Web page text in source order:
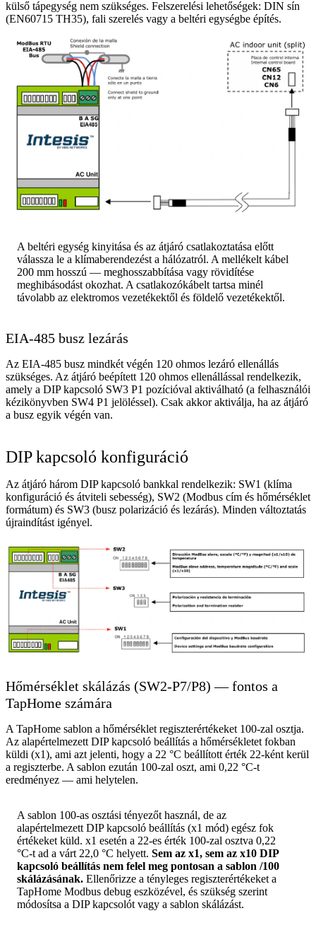
külső tápegység nem szükséges. Felszerelési lehetőségek: DIN sín
(EN60715 TH35), fali szerelés vagy a beltéri egységbe építés.
A beltéri egység kinyitása és az átjáró csatlakoztatása előtt
válassza le a klímaberendezést a hálózatról. A mellékelt kábel
200 mm hosszú — meghosszabbítása vagy rövidítése
meghibásodást okozhat. A csatlakozókábelt tartsa minél
távolabb az elektromos vezetékektől és földelő vezetékektől.
EIA-485 busz lezárás
Az EIA-485 busz mindkét végén 120 ohmos lezáró ellenállás
szükséges. Az átjáró beépített 120 ohmos ellenállással rendelkezik,
amely a DIP kapcsoló SW3 P1 pozícióval aktiválható (a felhasználói
kézikönyvben SW4 P1 jelöléssel). Csak akkor aktiválja, ha az átjáró
a busz egyik végén van.
DIP kapcsoló konfiguráció
Az átjáró három DIP kapcsoló bankkal rendelkezik: SW1 (klíma
konfiguráció és átviteli sebesség), SW2 (Modbus cím és hőmérséklet
formátum) és SW3 (busz polarizáció és lezárás). Minden változtatás
újraindítást igényel.
Hőmérséklet skálázás (SW2-P7/P8) — fontos a
TapHome számára
A TapHome sablon a hőmérséklet regiszterértékeket 100-zal osztja.
Az alapértelmezett DIP kapcsoló beállítás a hőmérsékletet fokban
küldi (x1), ami azt jelenti, hogy a 22 °C beállított érték 22-ként kerül
a regiszterbe. A sablon ezután 100-zal oszt, ami 0,22 °C-t
eredményez — ami helytelen.
A sablon 100-as osztási tényezőt használ, de az
alapértelmezett DIP kapcsoló beállítás (x1 mód) egész fok
értékeket küld. x1 esetén a 22-es érték 100-zal osztva 0,22
°C-t ad a várt 22,0 °C helyett. Sem az x1, sem az x10 DIP
kapcsoló beállítás nem felel meg pontosan a sablon /100
skálázásának. Ellenőrizze a tényleges regiszterértékeket a
TapHome Modbus debug eszközével, és szükség szerint
módosítsa a DIP kapcsolót vagy a sablon skálázást.